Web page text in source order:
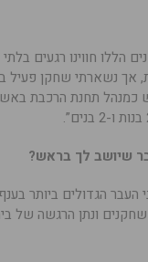
הללו חווינו רגעים
אך נשארתי שחקן פעיל
ישראל. אני משמש כמנהל תחנת
שיושב לך בראש?
גדלו כל שחקני העבר הגדולים
שחקנים ונתן הרגשה של